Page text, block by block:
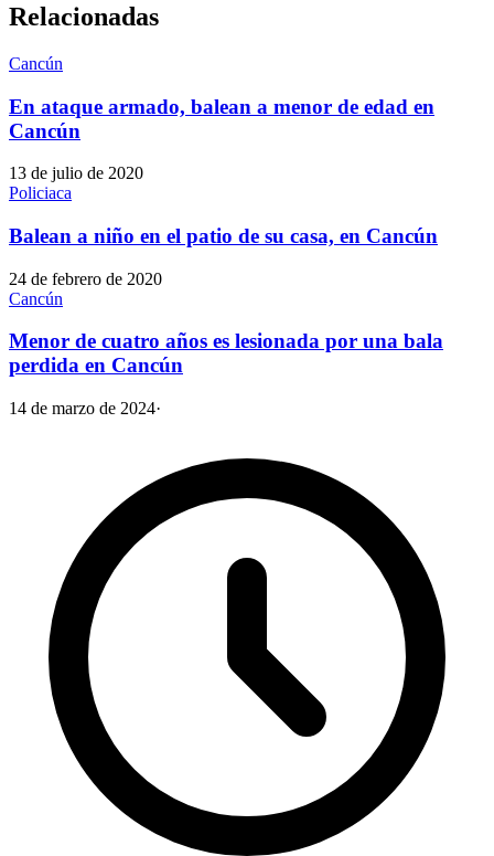
Relacionadas
Cancún
En ataque armado, balean a menor de edad en
Cancún
13 de julio de 2020
Policiaca
Balean a niño en el patio de su casa, en Cancún
24 de febrero de 2020
Cancún
Menor de cuatro años es lesionada por una bala
perdida en Cancún
14 de marzo de 2024·